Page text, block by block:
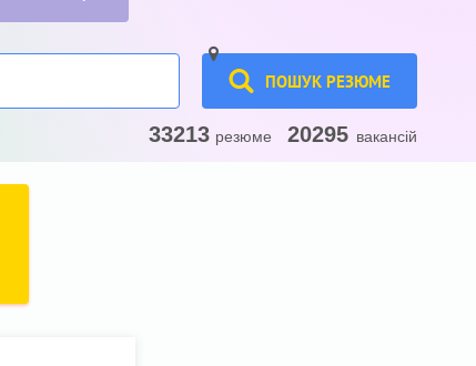
ПОШУК РЕЗЮМЕ
33213 резюме 20295 вакансій